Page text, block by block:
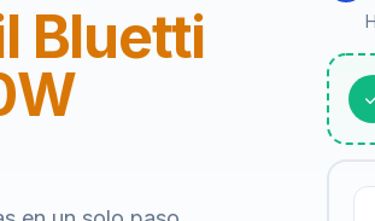
Bluetti